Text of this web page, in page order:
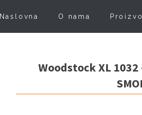
Naslovna O nama
Woodstock XL 1032